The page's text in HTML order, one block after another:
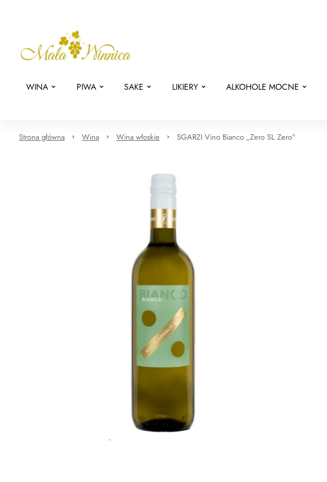
WINA PIWA SAKE LIKIERY ALKOHOLE MOCNE
Strona główna Wina Wina włoskie SGARZI Vino Bianco „Zero SL Zero”